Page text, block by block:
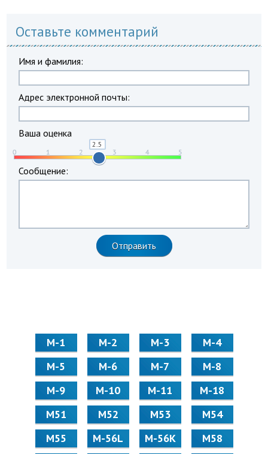
Оставьте комментарий
Имя и фамилия:
Адрес электронной почты:
Ваша оценка
Сообщение:
М-1 М-2 М-3
М-4
М-5
М-6 М-7
М-8
М-9
М-10 М-11
М-18
М51
М52 М53
М54
М55
M-56L M-56K
М58